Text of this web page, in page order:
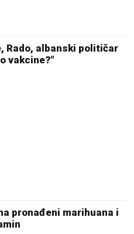
Rado, albanski političar
vakcine?"
pronađeni marihuana i